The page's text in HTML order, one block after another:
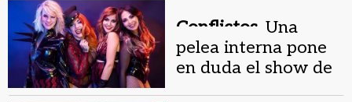
Conflictos. Una
pelea interna pone
en duda el show de